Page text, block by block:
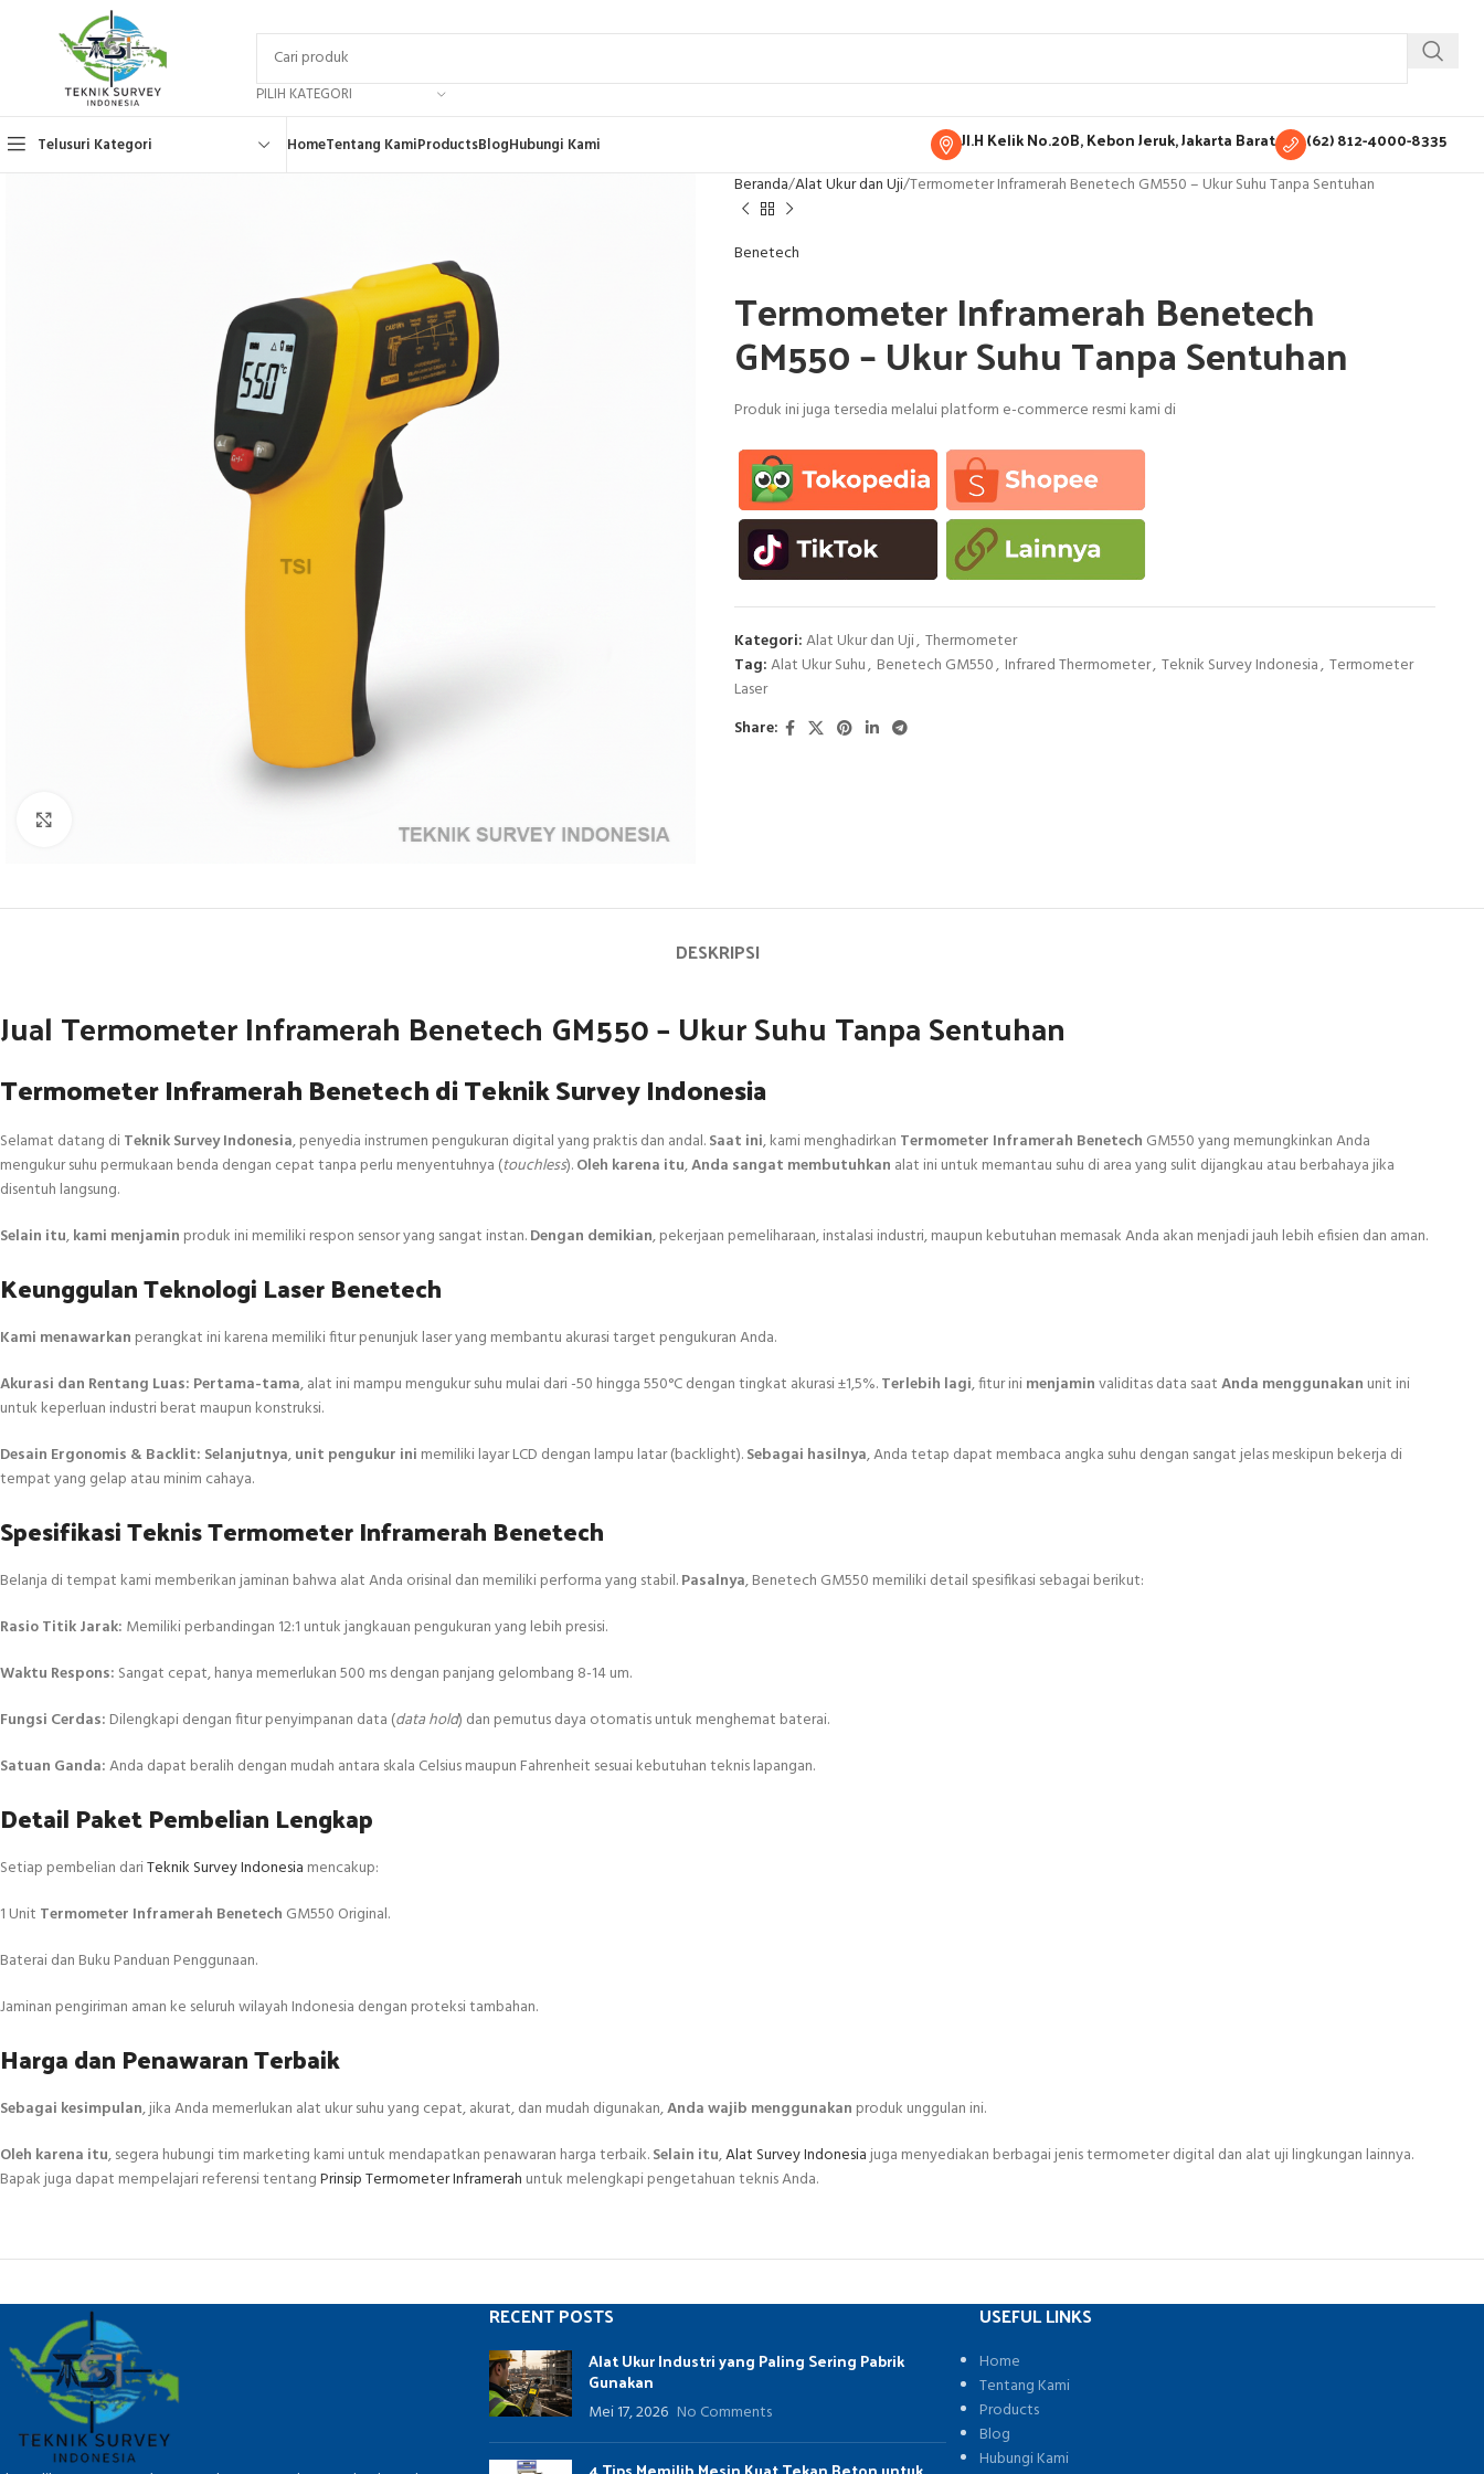
PILIH KATEGORI
Telusuri Kategori HomeTentang KamiProductsBlogHubungi Kami Jl.H Kelik No.20B, Kebon Jeruk, Jakarta Barat (62) 812-4000-8335
Beranda Alat Ukur dan Uji Termometer Inframerah Benetech GM550 – Ukur Suhu Tanpa Sentuhan
Benetech
Termometer Inframerah Benetech
GM550 – Ukur Suhu Tanpa Sentuhan
Produk ini juga tersedia melalui platform e-commerce resmi kami di
Kategori:Alat Ukur dan Uji, Thermometer
Tag:Alat Ukur Suhu, Benetech GM550, Infrared Thermometer, Teknik Survey Indonesia, Termometer
Laser
Share:
DESKRIPSI
Jual Termometer Inframerah Benetech GM550 – Ukur Suhu Tanpa Sentuhan
Termometer Inframerah Benetech di Teknik Survey Indonesia
Selamat datang diTeknik Survey Indonesia, penyedia instrumen pengukuran digital yang praktis dan andal.Saat ini, kami menghadirkan Termometer Inframerah Benetech GM550 yang memungkinkan Anda
mengukur suhu permukaan benda dengan cepat tanpa perlu menyentuhnya (touchless).Oleh karena itu,Anda sangat membutuhkan alat ini untuk memantau suhu di area yang sulit dijangkau atau berbahaya jika
disentuh langsung.
Selain itu,kami menjamin produk ini memiliki respon sensor yang sangat instan.Dengan demikian, pekerjaan pemeliharaan, instalasi industri, maupun kebutuhan memasak Anda akan menjadi jauh lebih efisien dan aman.
Keunggulan Teknologi Laser Benetech
Kami menawarkan perangkat ini karena memiliki fitur penunjuk laser yang membantu akurasi target pengukuran Anda.
Akurasi dan Rentang Luas: Pertama-tama, alat ini mampu mengukur suhu mulai dari -50 hingga 550°C dengan tingkat akurasi ±1,5%.Terlebih lagi, fitur inimenjaminvaliditas data saatAnda menggunakan unit ini
untuk keperluan industri berat maupun konstruksi.
Desain Ergonomis & Backlit: Selanjutnya,unit pengukur ini memiliki layar LCD dengan lampu latar (backlight).Sebagai hasilnya, Anda tetap dapat membaca angka suhu dengan sangat jelas meskipun bekerja di
tempat yang gelap atau minim cahaya.
Spesifikasi Teknis Termometer Inframerah Benetech
Belanja di tempat kami memberikan jaminan bahwa alat Anda orisinal dan memiliki performa yang stabil.Pasalnya, Benetech GM550 memiliki detail spesifikasi sebagai berikut:
Rasio Titik Jarak: Memiliki perbandingan 12:1 untuk jangkauan pengukuran yang lebih presisi.
Waktu Respons: Sangat cepat, hanya memerlukan 500 ms dengan panjang gelombang 8-14 um.
Fungsi Cerdas: Dilengkapi dengan fitur penyimpanan data (data hold) dan pemutus daya otomatis untuk menghemat baterai.
Satuan Ganda:Anda dapat beralih dengan mudah antara skala Celsius maupun Fahrenheit sesuai kebutuhan teknis lapangan.
Detail Paket Pembelian Lengkap
Setiap pembelian dariTeknik Survey Indonesia mencakup:
1 Unit Termometer Inframerah Benetech GM550 Original.
Baterai dan Buku Panduan Penggunaan.
Jaminan pengiriman aman ke seluruh wilayah Indonesia dengan proteksi tambahan.
Harga dan Penawaran Terbaik
Sebagai kesimpulan, jika Anda memerlukan alat ukur suhu yang cepat, akurat, dan mudah digunakan,Anda wajib menggunakan produk unggulan ini.
Oleh karena itu, segera hubungi tim marketing kami untuk mendapatkan penawaran harga terbaik.Selain itu,Alat Survey Indonesiajuga menyediakan berbagai jenis termometer digital dan alat uji lingkungan lainnya.
Bapak juga dapat mempelajari referensi tentangPrinsip Termometer Inframerah untuk melengkapi pengetahuan teknis Anda.
RECENT POSTS
Alat Ukur Industri yang Paling Sering Pabrik
Gunakan
Mei 17, 2026 No Comments
USEFUL LINKS
Home
Tentang Kami
Products
Blog
Hubungi Kami